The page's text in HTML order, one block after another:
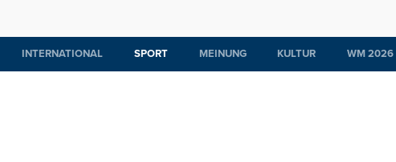
INTERNATIONAL SPORT MEINUNG KULTUR WM 2026